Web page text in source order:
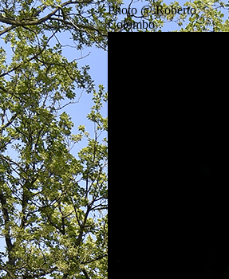
Photo @ Roberto
Colombo